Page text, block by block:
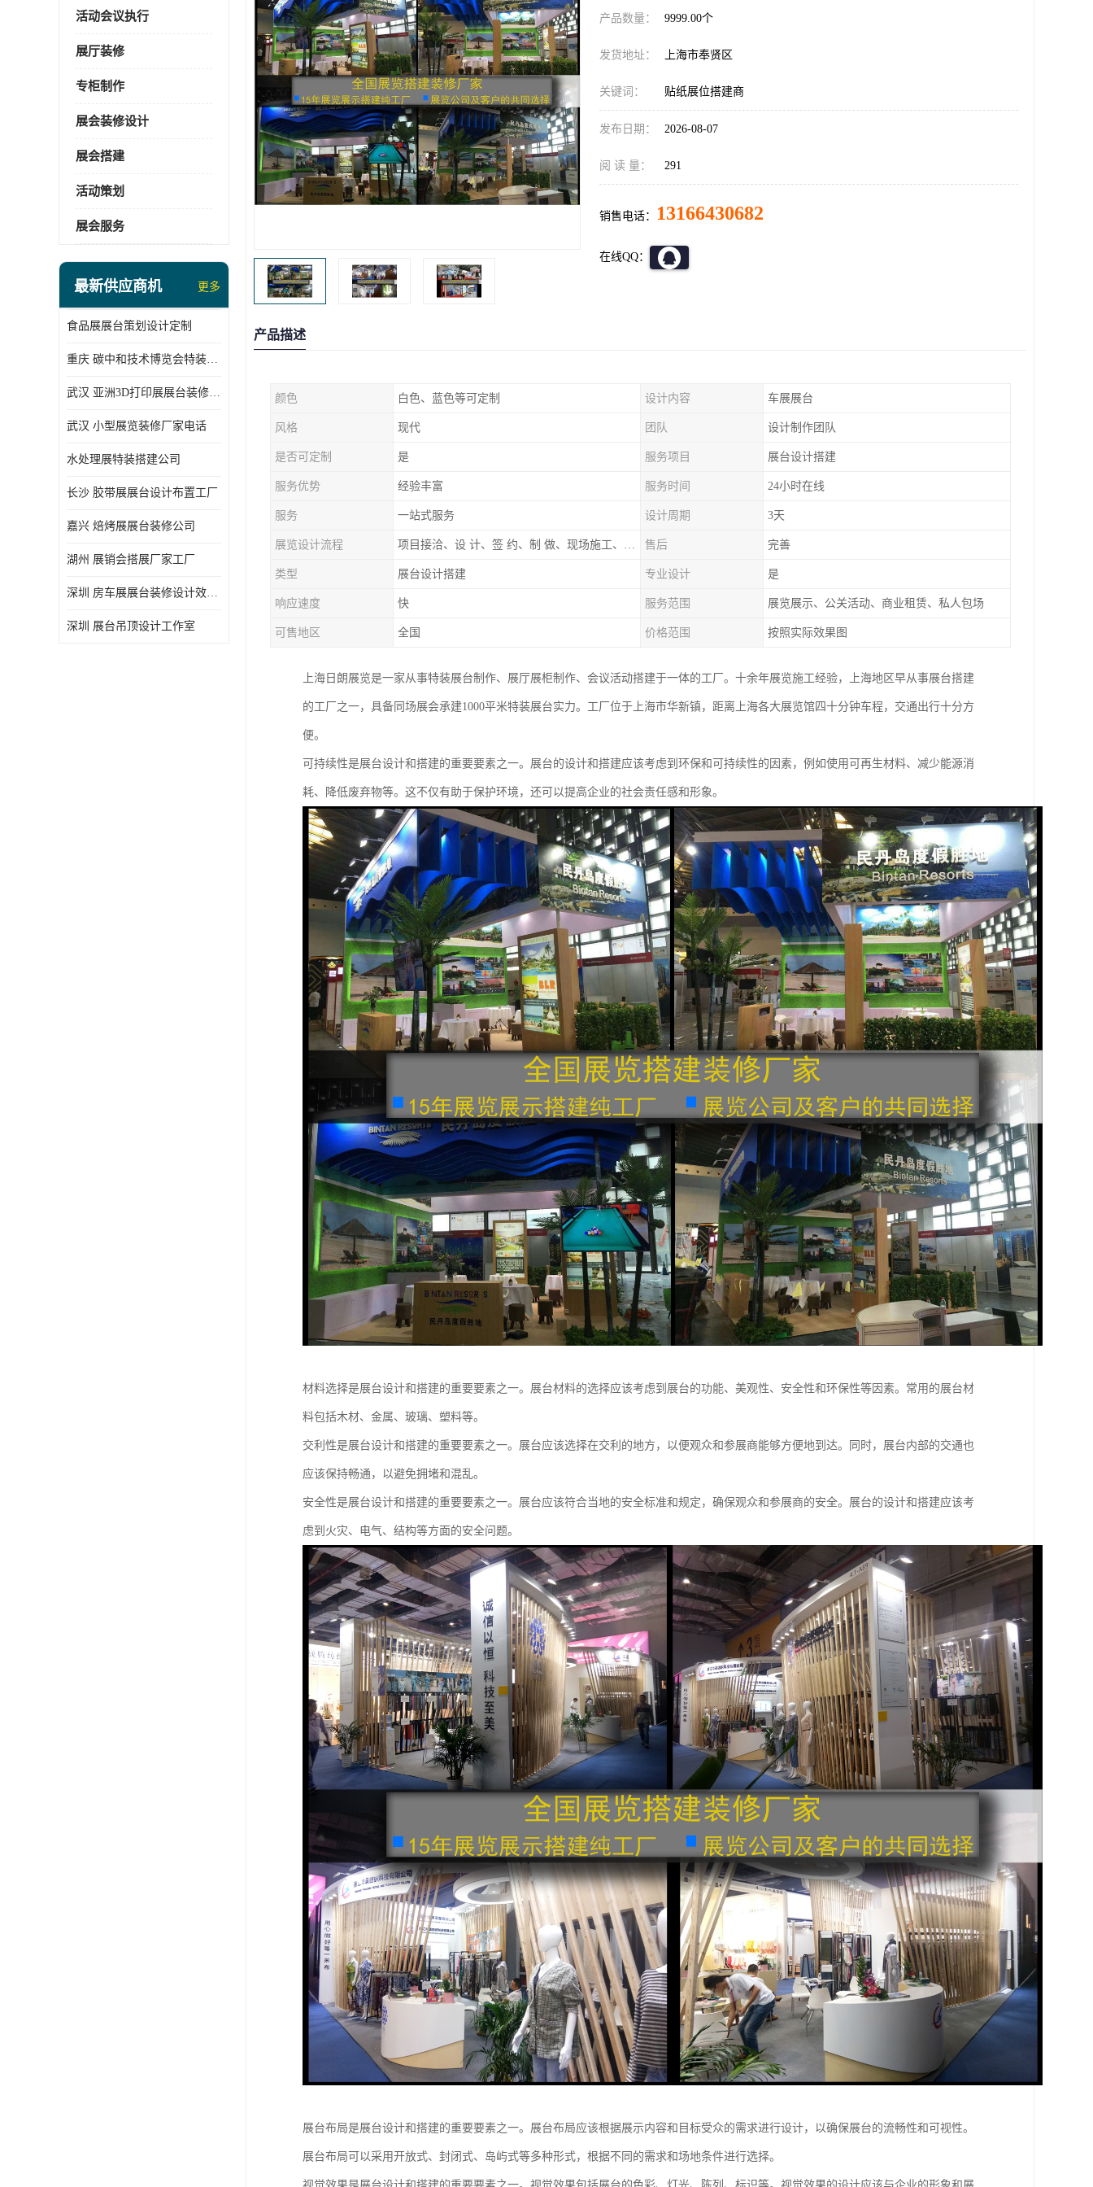
活动会议执行
展厅装修
专柜制作
展会装修设计
展会搭建
活动策划
展会服务
最新供应商机 更多
食品展展台策划设计定制
重庆 碳中和技术博览会特装展台搭建供应商
武汉 亚洲3D打印展展台装修定制
武汉 小型展览装修厂家电话
水处理展特装搭建公司
长沙 胶带展展台设计布置工厂
嘉兴 焙烤展展台装修公司
湖州 展销会搭展厂家工厂
深圳 房车展展台装修设计效果图
深圳 展台吊顶设计工作室
产品数量： 9999.00个
发货地址： 上海市奉贤区
关键词： 贴纸展位搭建商
发布日期： 2026-08-07
阅 读 量： 291
销售电话： 13166430682
在线QQ：
产品描述
颜色 白色、蓝色等可定制 设计内容 车展展台
风格 现代 团队 设计制作团队
是否可定制 是 服务项目 展台设计搭建
服务优势 经验丰富 服务时间 24小时在线
服务 一站式服务 设计周期 3天
展览设计流程 项目接洽、设 计、签 约、制 做、现场施工、展期服务、后续跟踪 售后 完善
类型 展台设计搭建 专业设计 是
响应速度 快 服务范围 展览展示、公关活动、商业租赁、私人包场
可售地区 全国 价格范围 按照实际效果图
上海日朗展览是一家从事特装展台制作、展厅展柜制作、会议活动搭建于一体的工厂。十余年展览施工经验，上海地区早从事展台搭建
的工厂之一，具备同场展会承建1000平米特装展台实力。工厂位于上海市华新镇，距离上海各大展览馆四十分钟车程，交通出行十分方
便。
可持续性是展台设计和搭建的重要要素之一。展台的设计和搭建应该考虑到环保和可持续性的因素，例如使用可再生材料、减少能源消
耗、降低废弃物等。这不仅有助于保护环境，还可以提高企业的社会责任感和形象。
材料选择是展台设计和搭建的重要要素之一。展台材料的选择应该考虑到展台的功能、美观性、安全性和环保性等因素。常用的展台材
料包括木材、金属、玻璃、塑料等。
交利性是展台设计和搭建的重要要素之一。展台应该选择在交利的地方，以便观众和参展商能够方便地到达。同时，展台内部的交通也
应该保持畅通，以避免拥堵和混乱。
安全性是展台设计和搭建的重要要素之一。展台应该符合当地的安全标准和规定，确保观众和参展商的安全。展台的设计和搭建应该考
虑到火灾、电气、结构等方面的安全问题。
展台布局是展台设计和搭建的重要要素之一。展台布局应该根据展示内容和目标受众的需求进行设计，以确保展台的流畅性和可视性。
展台布局可以采用开放式、封闭式、岛屿式等多种形式，根据不同的需求和场地条件进行选择。